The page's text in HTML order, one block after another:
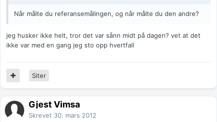
Når målte du referansemålingen, og når målte du den andre?
jeg husker ikke helt, tror det var sånn midt på dagen? vet at det
ikke var med en gang jeg sto opp hvertfall
Siter
Gjest Vimsa
Skrevet 30. mars 2012